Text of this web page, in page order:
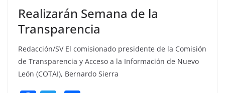
Realizarán Semana de la
Transparencia
Redacción/SV El comisionado presidente de la Comisión
de Transparencia y Acceso a la Información de Nuevo
León (COTAI), Bernardo Sierra